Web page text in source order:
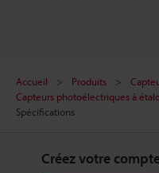
Accueil Produits
Capteurs photoélectriques à
Spécifications
Créez votre compte